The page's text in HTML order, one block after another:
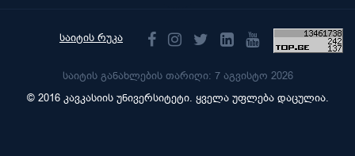
საიტის რუკა
საიტის განახლების თარიღი: 7 აგვისტო 2026
© 2016 კავკასიის უნივერსიტეტი. ყველა უფლება დაცულია.